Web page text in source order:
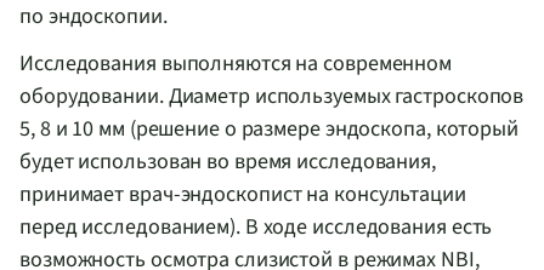
по эндоскопии.
Исследования выполняются на современном
оборудовании. Диаметр используемых гастроскопов
5, 8 и 10 мм (решение о размере эндоскопа, который
будет использован во время исследования,
принимает врач-эндоскопистна консультации
перед исследованием). В ходе исследования есть
возможность осмотра слизистой в режимах NBI,